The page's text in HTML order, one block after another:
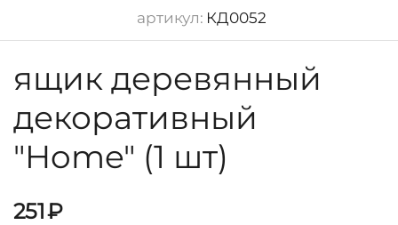
артикул: КД0052
ящик деревянный
декоративный
"Home" (1 шт)
251₽